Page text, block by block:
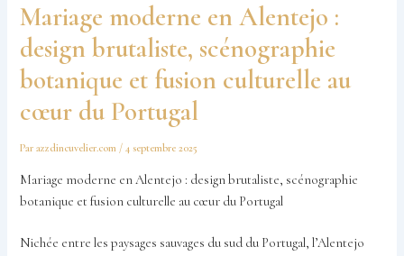
Mariage moderne en Alentejo :
design brutaliste, scénographie
botanique et fusion culturelle au
cœur du Portugal
Parazzdincuvelier.com /4 septembre 2025
Mariage moderne en Alentejo : design brutaliste, scénographie
botanique et fusion culturelle au cœur du Portugal
Nichée entre les paysages sauvages du sud du Portugal, l’Alentejo